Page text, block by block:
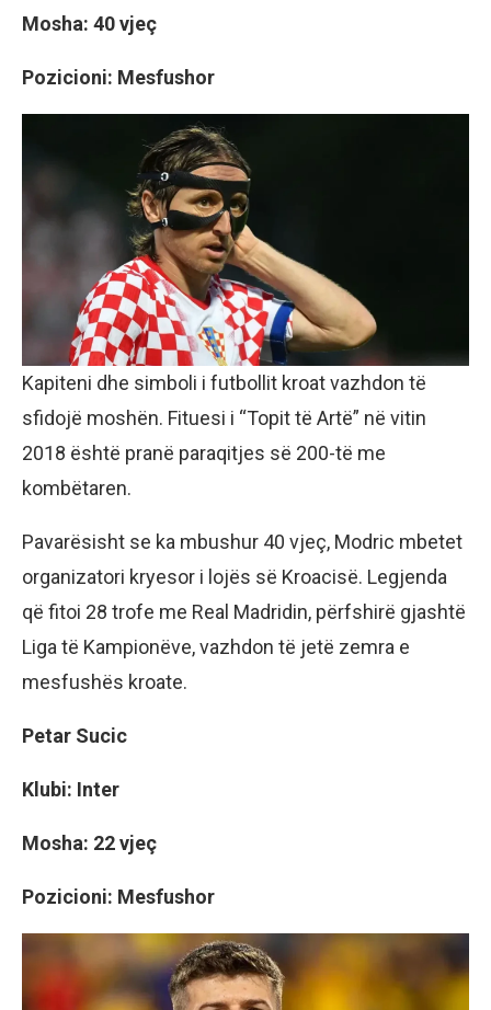
Mosha: 40 vjeç
Pozicioni: Mesfushor
Kapiteni dhe simboli i futbollit kroat vazhdon të
sfidojë moshën. Fituesi i “Topit të Artë” në vitin
2018 është pranë paraqitjes së 200-të me
kombëtaren.
Pavarësisht se ka mbushur 40 vjeç, Modric mbetet
organizatori kryesor i lojës së Kroacisë. Legjenda
që fitoi 28 trofe me Real Madridin, përfshirë gjashtë
Liga të Kampionëve, vazhdon të jetë zemra e
mesfushës kroate.
Petar Sucic
Klubi: Inter
Mosha: 22 vjeç
Pozicioni: Mesfushor